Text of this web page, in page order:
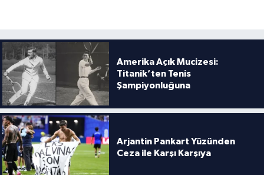
Amerika Açık Mucizesi:
Titanik’ten Tenis
Şampiyonluğuna
Arjantin Pankart Yüzünden
Ceza ile Karşı Karşıya